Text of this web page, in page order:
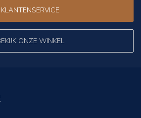
KLANTENSERVICE
ONZE WINKEL